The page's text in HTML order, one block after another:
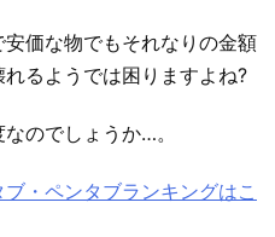
価な物でもそれなりの金額
るようでは困りますよね?
のでしょうか…。
・ペンタブランキングはこ